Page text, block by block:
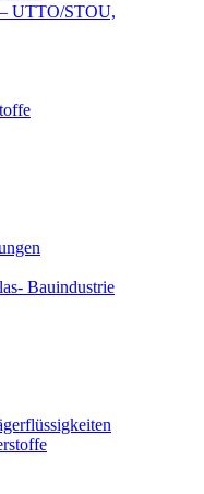
UTTO/STOU,
Bauindustrie